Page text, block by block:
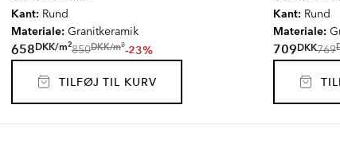
Kant: Rund
Materiale: Granitkeramik
658DKK/m2850DKK/m2-23%
TILFØJ TIL KURV
Kant: Rund
Materiale:
709DKK769